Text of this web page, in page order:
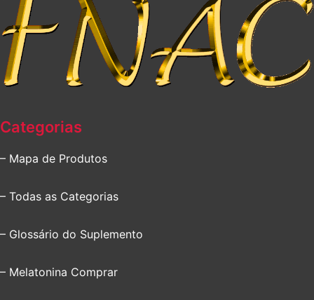
Categorias
– Mapa de Produtos
– Todas as Categorias
– Glossário do Suplemento
– Melatonina Comprar